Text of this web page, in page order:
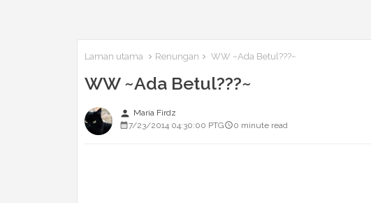
Laman utama Renungan WW ~Ada Betul???~
WW ~Ada Betul???~
person Maria Firdz
7/23/2014 04:30:00 PTG
0 minute read